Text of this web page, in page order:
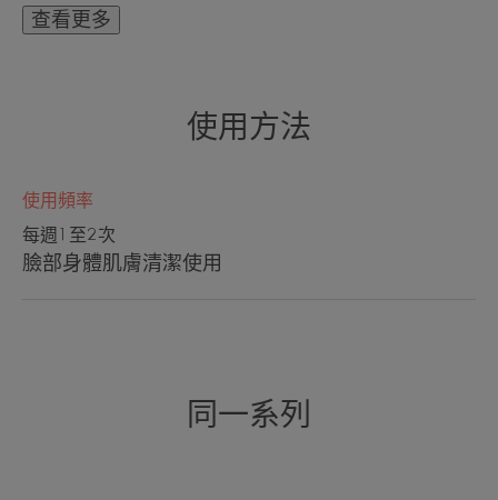
潔膚露1-2次，連續使用7天後的滿意度自評結果，
實際效果因人而異。
查看更多
使用方法
使用頻率
每週1至2次
臉部身體肌膚清潔使用
同一系列